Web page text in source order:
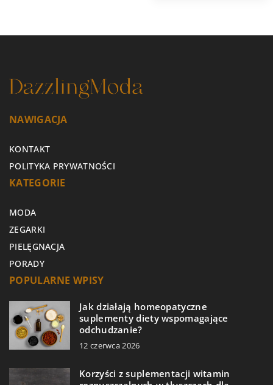
NAWIGACJA
KONTAKT
POLITYKA PRYWATNOŚCI
KATEGORIE
MODA
ZEGARKI
PIELĘGNACJA
PORADY
POPULARNE WPISY
Jak działają homeopatyczne
suplementy diety wspomagające
odchudzanie?
12 czerwca 2026
Korzyści z suplementacji witamin